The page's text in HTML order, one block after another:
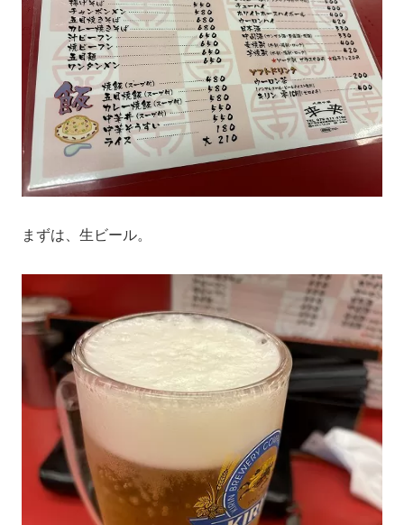
まずは、生ビール。